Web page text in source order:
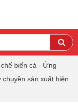
biến cá - Ứng
sản xuất hiện